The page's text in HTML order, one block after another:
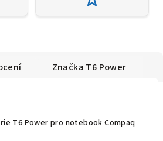
Značka T6 Power
T6 Power pro notebook Compaq